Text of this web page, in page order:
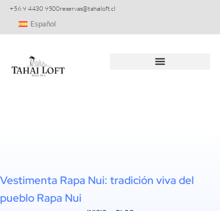
+56 9 4430 9500reservas@tahailoft.cl
Español
Vestimenta Rapa Nui: tradición viva del
pueblo Rapa Nui